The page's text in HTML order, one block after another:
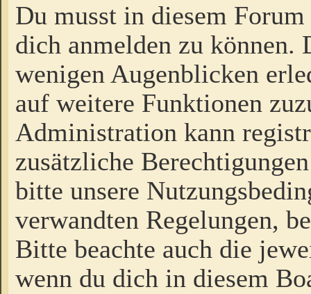
Du musst in diesem
dich anmelden zu
wenigen Augenblicken
auf weitere Funktionen
Administration kann
zusätzliche
bitte unsere
verwandten Regelungen,
Bitte beachte auch die
wenn du dich in diesem